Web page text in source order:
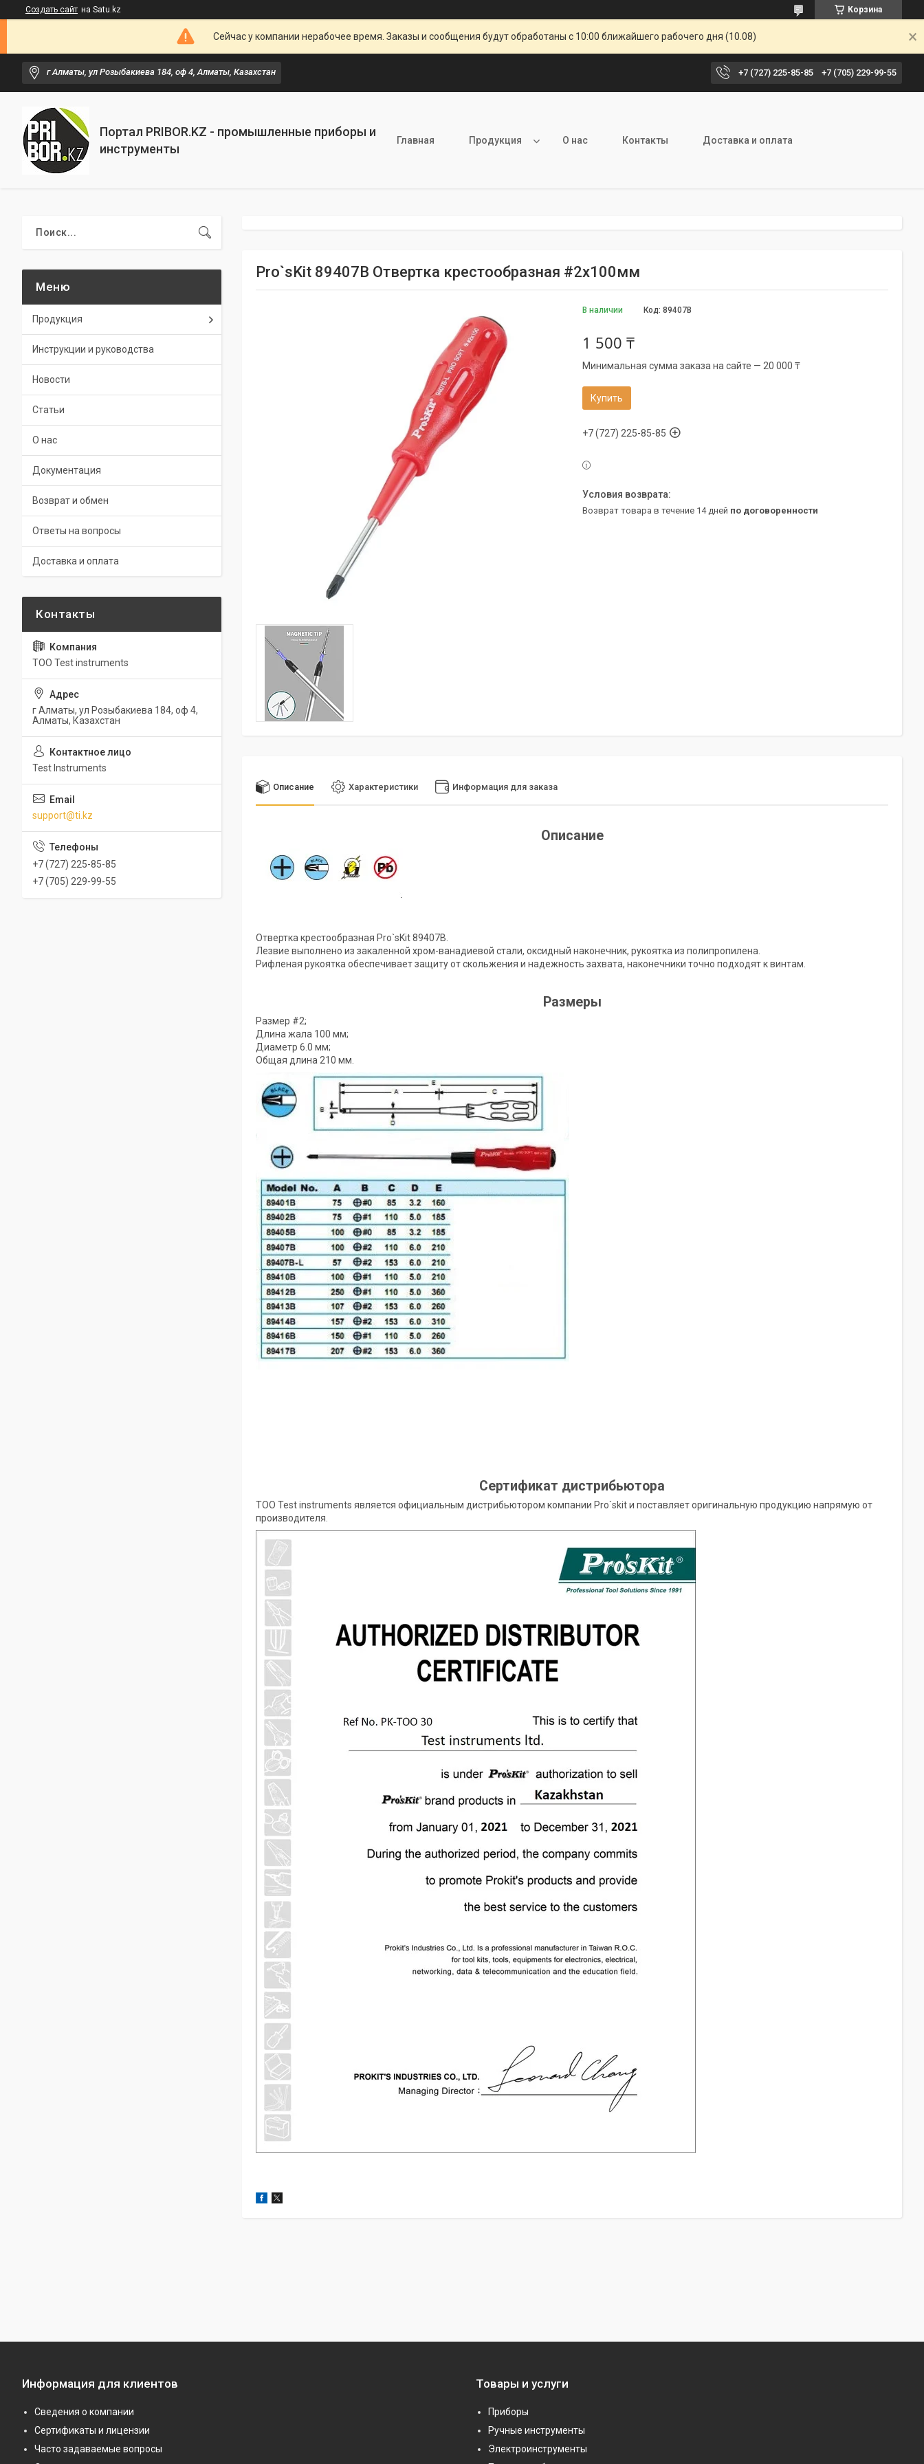
Создать сайт на Satu.kz Корзина
Сейчас у компании нерабочее время. Заказы и сообщения будут обработаны с 10:00 ближайшего рабочего дня (10.08)
г Алматы, ул Розыбакиева 184, оф 4, Алматы, Казахстан +7 (727) 225-85-85 +7 (705) 229-99-55
Портал PRIBOR.KZ - промышленные приборы и
инструменты
Главная Продукция О нас Контакты Доставка и оплата
Pro`sKit 89407B Отвертка крестообразная #2х100мм
В наличии Код: 89407B
1 500 ₸
Минимальная сумма заказа на сайте — 20 000 ₸
Купить
+7 (727) 225-85-85
возврат товара в течение 14 дней по договоренности
Описание Характеристики Информация для заказа
Описание
Отвертка крестообразная Pro`sKit 89407B.
Лезвие выполнено из закаленной хром-ванадиевой стали, оксидный наконечник, рукоятка из полипропилена.
Рифленая рукоятка обеспечивает защиту от скольжения и надежность захвата, наконечники точно подходят к винтам.
Размеры
Размер #2;
Длина жала 100 мм;
Диаметр 6.0 мм;
Общая длина 210 мм.
Сертификат дистрибьютора
ТОО Test instruments является официальным дистрибьютором компании Pro`skit и поставляет оригинальную продукцию напрямую от
производителя.
Продукция
Инструкции и руководства
Новости
Статьи
О нас
Документация
Возврат и обмен
Ответы на вопросы
Доставка и оплата
ТОО Test instruments
г Алматы, ул Розыбакиева 184, оф 4,
Алматы, Казахстан
Test Instruments
support@ti.kz
+7 (727) 225-85-85
+7 (705) 229-99-55
Информация для клиентов
Сведения о компании
Сертификаты и лицензии
Часто задаваемые вопросы
Товары и услуги
Приборы
Ручные инструменты
Электроинструменты